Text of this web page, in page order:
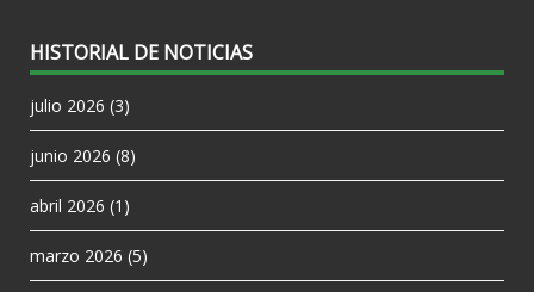
HISTORIAL DE NOTICIAS
julio 2026 (3)
junio 2026 (8)
abril 2026 (1)
marzo 2026 (5)